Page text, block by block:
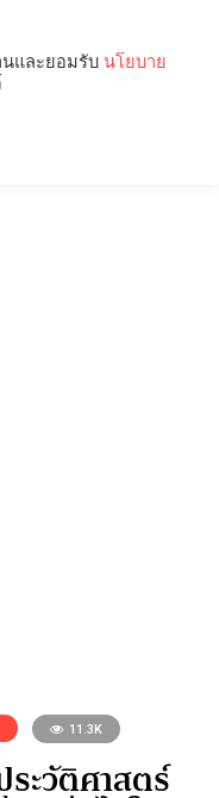
11.3K
ระวัติศาสตร์
นและยอมรับ นโยบาย